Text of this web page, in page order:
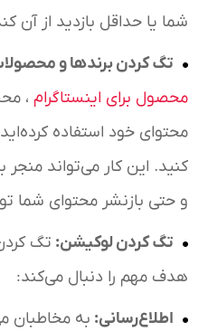
شما یا حداقل بازدید از آن
تگ کردن برندها و
محصول برای اینستاگرام ،
محتوای خود استفاده
کنید. این کار می‌تواند
و حتی بازنشر محتوای شما
تگ کردن لوکیشن: تگ
هدف مهم را دنبال می‌کند:
اطلاع‌رسانی: به مخاطبان